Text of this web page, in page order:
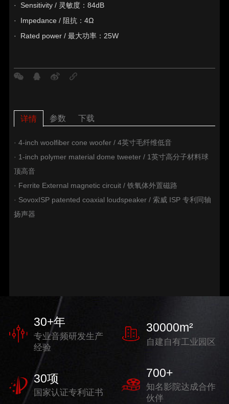
· Sensitivity / 灵敏度：84dB
· Impedance / 阻抗：4Ω
· Rated power / 最大功率：25W
详情 参数 下载
· 4-inch woolfiber cone woofer / 4英寸毛纤维低音
· 1-inch polymer material dome tweeter / 1英寸高分子材料球
顶高音
· Ferrite External magnetic circuit / 铁氧体外置磁路
· SovoxISP patented coaxial loudspeaker / 索威 ISP 专利同轴
扬声器
30+年
专业音频研发生产
经验
30000m²
自建自有工业园区
30项
国家认证专利证书
700+
知名影院达成合作
伙伴